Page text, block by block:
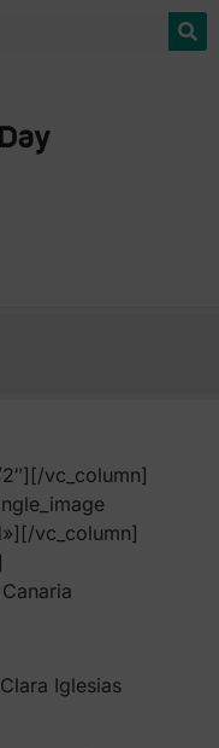
vc_column]
vc_column]
Clara Iglesias